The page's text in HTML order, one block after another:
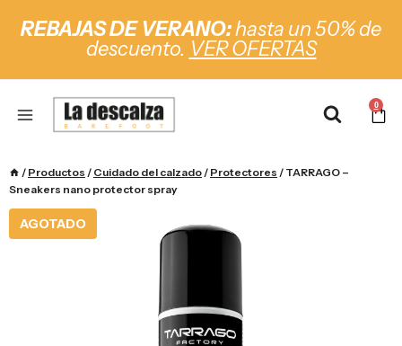
REBAJAS DE VERANO:hasta un 50% de
descuento. VER OFERTAS
0
/ Productos / Cuidado del calzado / Protectores / TARRAGO –
Sneakers nano protector spray
AGOTADO